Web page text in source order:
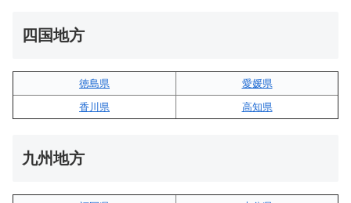
四国地方
徳島県
愛媛県
香川県
高知県
九州地方